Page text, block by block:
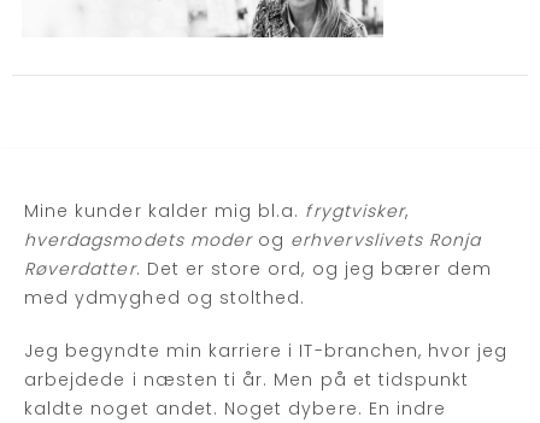
Mine kunder kalder mig bl.a. frygtvisker,
hverdagsmodets moderog erhvervslivets Ronja
Røverdatter. Det er store ord, og jeg bærer dem
med ydmyghed og stolthed.
Jeg begyndte min karriere i IT-branchen, hvor jeg
arbejdede i næsten ti år. Men på et tidspunkt
kaldte noget andet. Noget dybere. En indre